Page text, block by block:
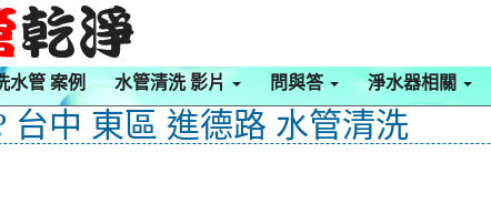
水管 案例 水管清洗 影片 問與答 淨水器相關
台中 東區 進德路 水管清洗